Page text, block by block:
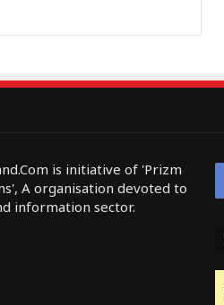
is initiative of 'Prizm
A organisation devoted to
information sector.